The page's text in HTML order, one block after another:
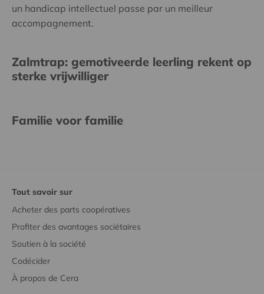
un handicap intellectuel passe par un meilleur
accompagnement.
Zalmtrap: gemotiveerde leerling rekent op
sterke vrijwilliger
Familie voor familie
Tout savoir sur
Acheter des parts coopératives
Profiter des avantages sociétaires
Soutien à la société
Codécider
À propos de Cera